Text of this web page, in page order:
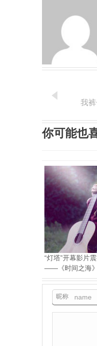
我
你可能也
“灯塔”开幕影片
——《时间之海》
昵称